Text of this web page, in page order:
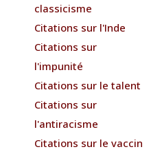
classicisme
Citations sur l'Inde
Citations sur
l'impunité
Citations sur le talent
Citations sur
l'antiracisme
Citations sur le vaccin